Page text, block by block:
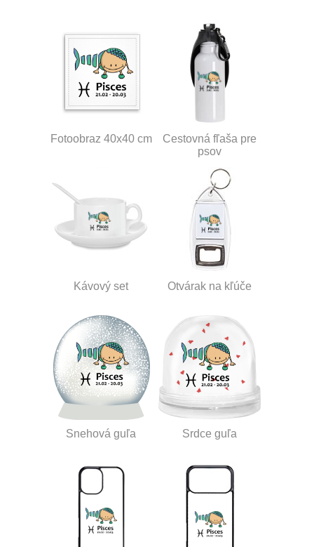
Fotoobraz 40x40 cm
Cestovná fľaša pre
psov
Kávový set Otvárak na kľúče
Snehová guľa Srdce guľa